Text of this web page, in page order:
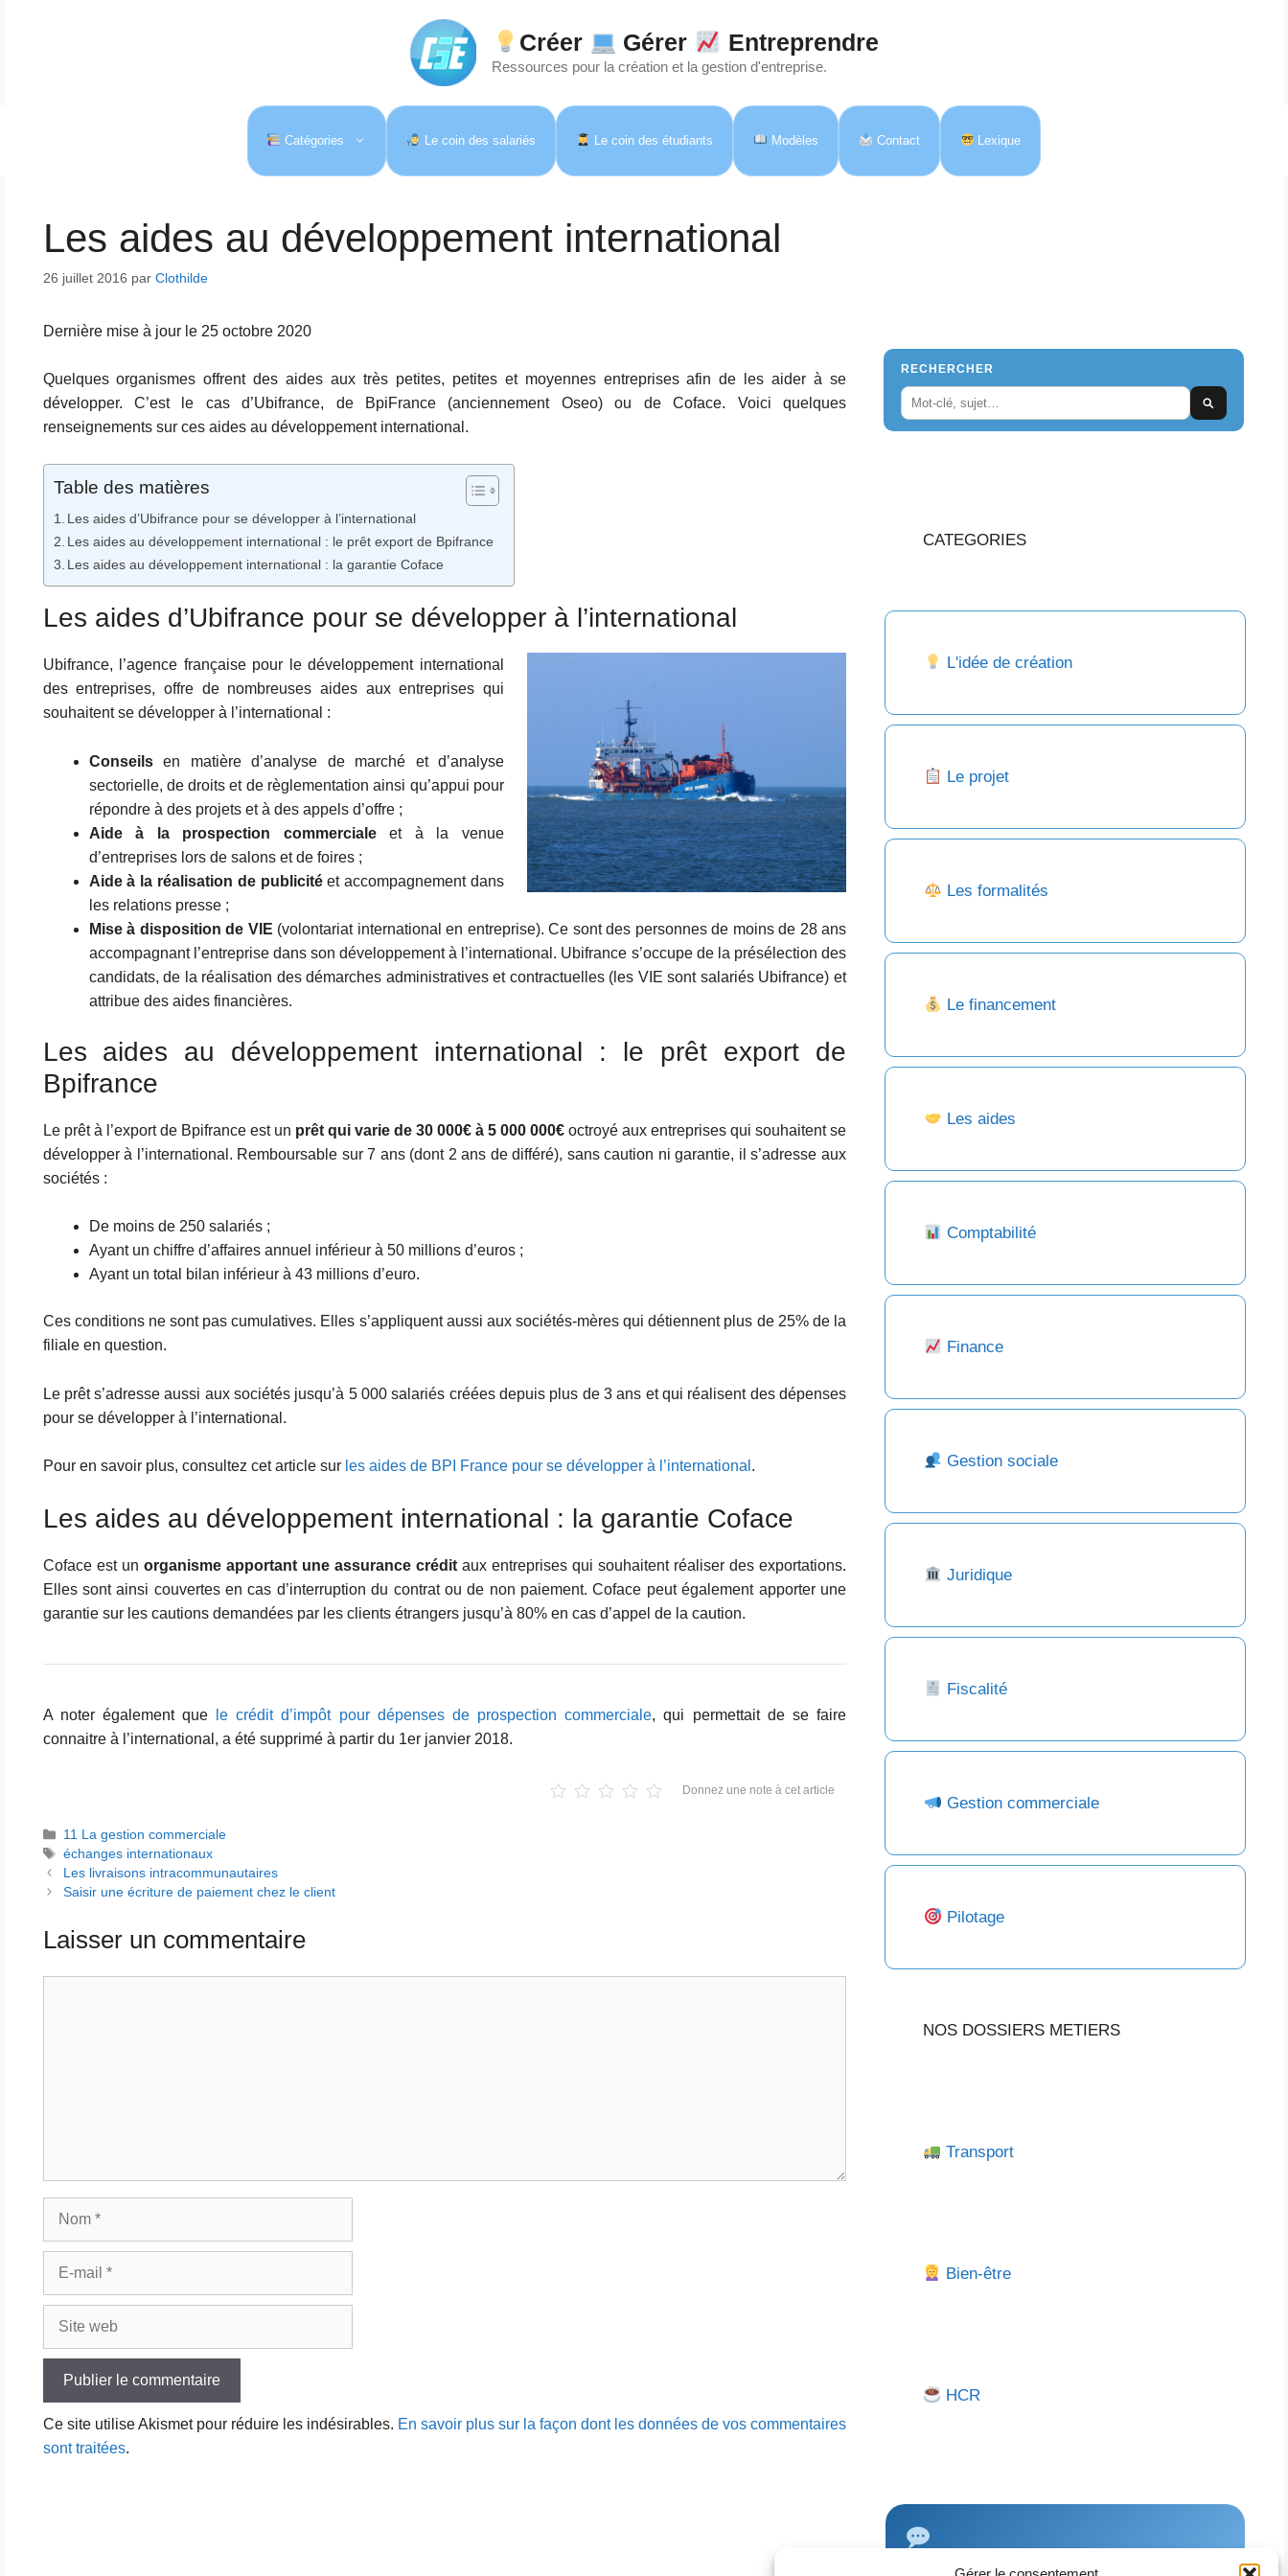
Créer Gérer Entreprendre
Ressources pour la création et la gestion d'entreprise.
Catégories Le coin des salariés Le coin des étudiants Modèles Contact Lexique
Les aides au développement international
26 juillet 2016 par Clothilde
Dernière mise à jour le 25 octobre 2020
Quelques organismes offrent des aides aux très petites, petites et moyennes entreprises afin de les aider à se
développer. C’est le cas d’Ubifrance, de BpiFrance (anciennement Oseo) ou de Coface. Voici quelques
renseignements sur ces aides au développement international.
Table des matières
Les aides d’Ubifrance pour se développer à l’international
Les aides au développement international : le prêt export de Bpifrance
Les aides au développement international : la garantie Coface
Les aides d’Ubifrance pour se développer à l’international
Ubifrance, l’agence française pour le développement international
des entreprises, offre de nombreuses aides aux entreprises qui
souhaitent se développer à l’international :
Conseils en matière d’analyse de marché et d’analyse
sectorielle, de droits et de règlementation ainsi qu’appui pour
répondre à des projets et à des appels d’offre ;
Aide à la prospection commercialeet à la venue
d’entreprises lors de salons et de foires ;
Aide à la réalisation de publicitéet accompagnement dans
les relations presse ;
Mise à disposition de VIE (volontariat international en entreprise). Ce sont des personnes de moins de 28 ans
accompagnant l’entreprise dans son développement à l’international. Ubifrance s’occupe de la présélection des
candidats, de la réalisation des démarches administratives et contractuelles (les VIE sont salariés Ubifrance) et
attribue des aides financières.
Les aides au développement international : le prêt export de
Bpifrance
Le prêt à l’export de Bpifrance est un prêt qui varie de 30 000€ à 5 000 000€octroyé aux entreprises qui souhaitent se
développer à l’international. Remboursable sur 7 ans (dont 2 ans de différé), sans caution ni garantie, il s’adresse aux
sociétés :
De moins de 250 salariés ;
Ayant un chiffre d’affaires annuel inférieur à 50 millions d’euros ;
Ayant un total bilan inférieur à 43 millions d’euro.
Ces conditions ne sont pas cumulatives. Elles s’appliquent aussi aux sociétés-mères qui détiennent plus de 25% de la
filiale en question.
Le prêt s’adresse aussi aux sociétés jusqu’à 5 000 salariés créées depuis plus de 3 ans et qui réalisent des dépenses
pour se développer à l’international.
Pour en savoir plus, consultez cet article sur les aides de BPI France pour se développer à l’international .
Les aides au développement international : la garantie Coface
Coface est un organisme apportant une assurance créditaux entreprises qui souhaitent réaliser des exportations.
Elles sont ainsi couvertes en cas d’interruption du contrat ou de non paiement. Coface peut également apporter une
garantie sur les cautions demandées par les clients étrangers jusqu’à 80% en cas d’appel de la caution.
A noter également que le crédit d’impôt pour dépenses de prospection commerciale, qui permettait de se faire
connaitre à l’international, a été supprimé à partir du 1er janvier 2018.
Donnez une note à cet article
Catégories
11 La gestion commerciale
Étiquettes
échanges internationaux
Les livraisons intracommunautaires
Saisir une écriture de paiement chez le client
Laisser un commentaire
Ce site utilise Akismet pour réduire les indésirables. En savoir plus sur la façon dont les données de vos commentaires
sont traitées.
RECHERCHER
CATEGORIES
L'idée de création
Le projet
Les formalités
Le financement
Les aides
Comptabilité
Finance
Gestion sociale
Juridique
Fiscalité
Gestion commerciale
Pilotage
NOS DOSSIERS METIERS
Transport
Bien-être
HCR